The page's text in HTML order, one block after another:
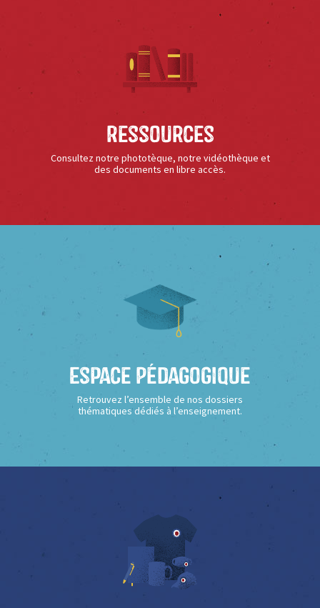
Ressources
Consultez notre phototèque, notre vidéothèque et
des documents en libre accès.
Espace Pédagogique
Retrouvez l’ensemble de nos dossiers
thématiques dédiés à l’enseignement.